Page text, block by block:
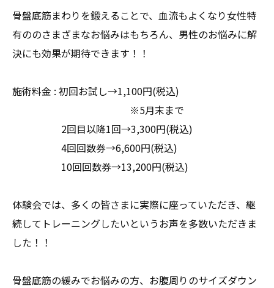
骨盤底筋まわりを鍛えることで、血流もよくなり女性特
有ののさまざまなお悩みはもちろん、男性のお悩みに解
決にも効果が期待できます！！
施術料金 : 初回お試し→1,100円(税込)
※5月末まで
2回目以降1回→3,300円(税込)
4回回数券→6,600円(税込)
10回回数券→13,200円(税込)
体験会では、多くの皆さまに実際に座っていただき、継
続してトレーニングしたいというお声を多数いただきま
した！！
骨盤底筋の緩みでお悩みの方、お腹周りのサイズダウン